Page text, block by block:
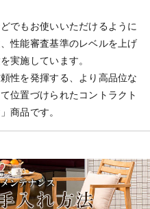
でもお使いいただけるように
性能審査基準のレベルを上げ
実施しています。
性を発揮する、より高品位な
位置づけられたコントラクト
商品です。